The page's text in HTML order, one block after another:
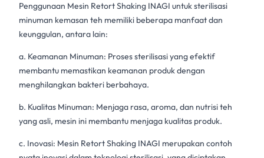
Penggunaan Mesin Retort Shaking INAGI untuk sterilisasi
minuman kemasan teh memiliki beberapa manfaat dan
keunggulan, antara lain:
a. Keamanan Minuman: Proses sterilisasi yang efektif
membantu memastikan keamanan produk dengan
menghilangkan bakteri berbahaya.
b. Kualitas Minuman: Menjaga rasa, aroma, dan nutrisi teh
yang asli, mesin ini membantu menjaga kualitas produk.
c. Inovasi: Mesin Retort Shaking INAGI merupakan contoh